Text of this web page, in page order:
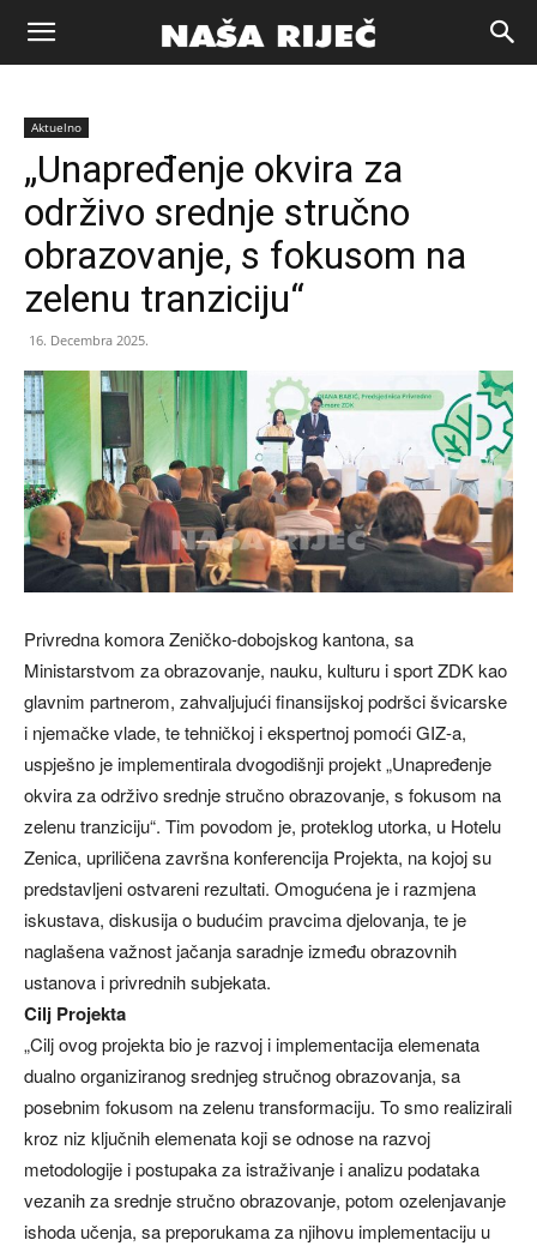
Naša
riječ
Zenica
Aktuelno
„Unapređenje okvira za
održivo srednje stručno
obrazovanje, s fokusom na
zelenu tranziciju“
16. Decembra 2025.
Privredna komora Zeničko-dobojskog kantona, sa
Ministarstvom za obrazovanje, nauku, kulturu i sport ZDK kao
glavnim partnerom, zahvaljujući finansijskoj podršci švicarske
i njemačke vlade, te tehničkoj i ekspertnoj pomoći GIZ-a,
uspješno je implementirala dvogodišnji projekt „Unapređenje
okvira za održivo srednje stručno obrazovanje, s fokusom na
zelenu tranziciju“. Tim povodom je, proteklog utorka, u Hotelu
Zenica, upriličena završna konferencija Projekta, na kojoj su
predstavljeni ostvareni rezultati. Omogućena je i razmjena
iskustava, diskusija o budućim pravcima djelovanja, te je
naglašena važnost jačanja saradnje između obrazovnih
ustanova i privrednih subjekata.
Cilj Projekta
„Cilj ovog projekta bio je razvoj i implementacija elemenata
dualno organiziranog srednjeg stručnog obrazovanja, sa
posebnim fokusom na zelenu transformaciju. To smo realizirali
kroz niz ključnih elemenata koji se odnose na razvoj
metodologije i postupaka za istraživanje i analizu podataka
vezanih za srednje stručno obrazovanje, potom ozelenjavanje
ishoda učenja, sa preporukama za njihovu implementaciju u